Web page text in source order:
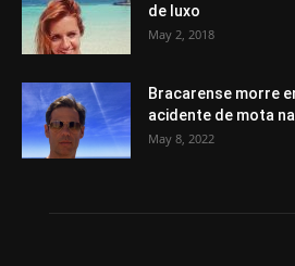
de luxo
May 2, 2018
Bracarense morre
acidente de mota
May 8, 2022